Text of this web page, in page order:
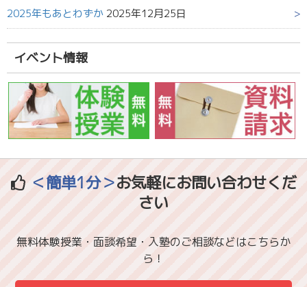
2025年もあとわずか 2025年12月25日
イベント情報
＜簡単1分＞お気軽にお問い合わせくだ
さい
無料体験授業・面談希望・入塾のご相談などはこちらか
ら！